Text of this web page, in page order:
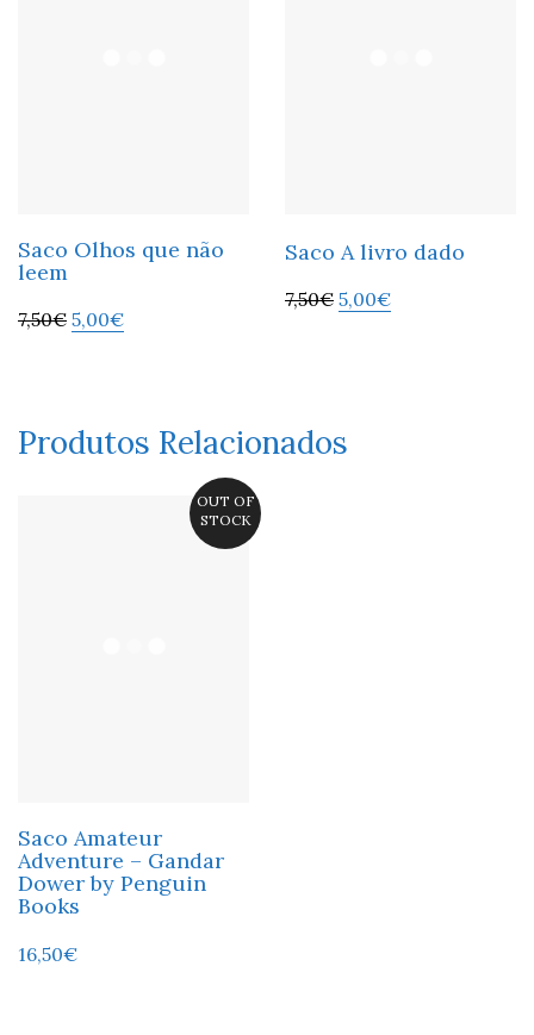
Saco Olhos que não
leem
7,50€ 5,00€
Saco A livro dado
7,50€ 5,00€
Produtos Relacionados
OUT OF
STOCK
Saco Amateur
Adventure – Gandar
Dower by Penguin
Books
16,50€